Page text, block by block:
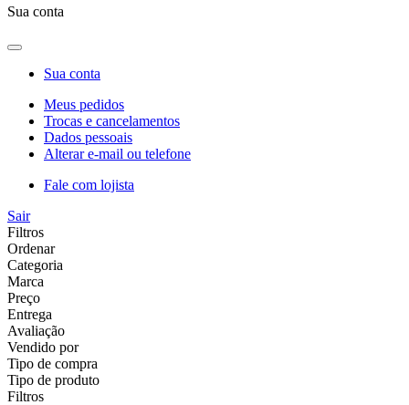
Sua conta
Sua conta
Meus pedidos
Trocas e cancelamentos
Dados pessoais
Alterar e-mail ou telefone
Fale com lojista
Sair
Filtros
Ordenar
Categoria
Marca
Preço
Entrega
Avaliação
Vendido por
Tipo de compra
Tipo de produto
Filtros